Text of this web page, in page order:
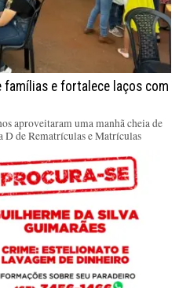
famílias e fortalece laços com
aproveitaram uma manhã cheia de
de Rematrículas e Matrículas